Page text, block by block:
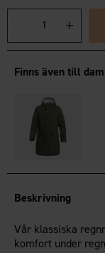
Finns även till dam
Beskrivning
Vår klassiska
komfort under